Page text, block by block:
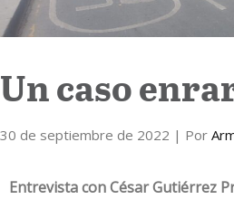
Un caso
30 de septiembre de 2022 | Por
Entrevista con César Gutiérrez